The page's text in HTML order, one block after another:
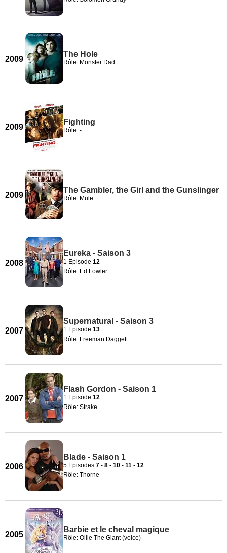
2009
The Hole
Rôle: Monster Dad
2009
Fighting
Rôle: -
2009
The Gambler, the Girl and the Gunslinger
Rôle: Mule
2008
Eureka - Saison 3
1 Episode 12
Rôle: Ed Fowler
2007
Supernatural - Saison 3
1 Episode 13
Rôle: Freeman Daggett
2007
Flash Gordon - Saison 1
1 Episode 12
Rôle: Strake
2006
Blade - Saison 1
5 Episodes 7 - 8 - 10 - 11 - 12
Rôle: Thorne
2005
Barbie et le cheval magique
Rôle: Ollie The Giant (voice)